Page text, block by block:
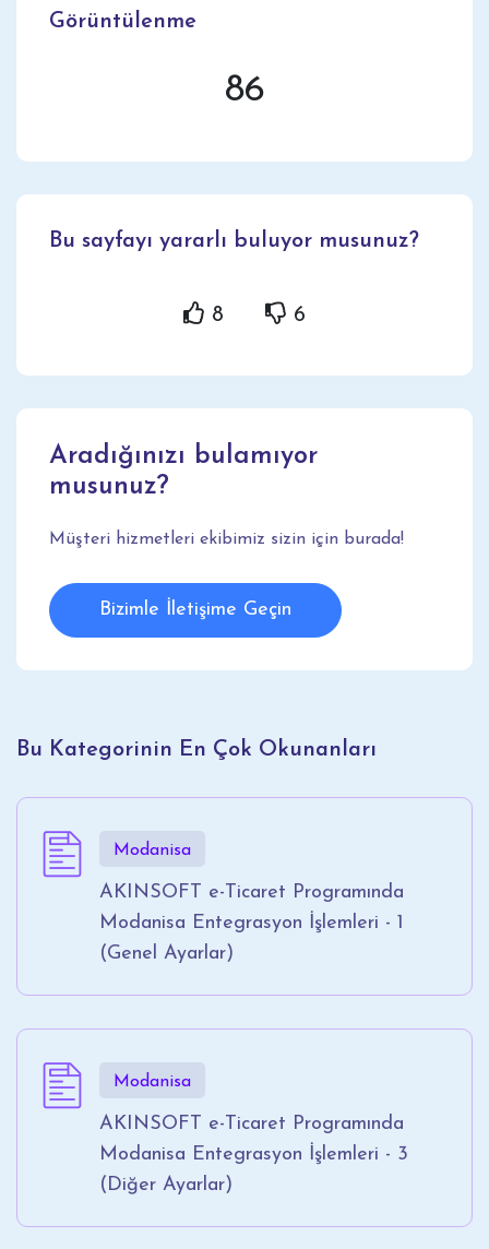
Görüntülenme
86
Bu sayfayı yararlı buluyor musunuz?
8 6
Aradığınızı bulamıyor
musunuz?
Müşteri hizmetleri ekibimiz sizin için burada!
Bizimle İletişime Geçin
Bu Kategorinin En Çok Okunanları
Modanisa
AKINSOFT e-Ticaret Programında
Modanisa Entegrasyon İşlemleri - 1
(Genel Ayarlar)
Modanisa
AKINSOFT e-Ticaret Programında
Modanisa Entegrasyon İşlemleri - 3
(Diğer Ayarlar)